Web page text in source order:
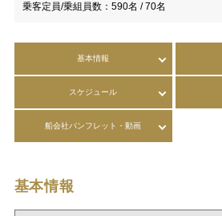
乗客定員/乗組員数： 590名 / 70名
基本情報
スケジュール
船会社パンフレット・動画
基本情報